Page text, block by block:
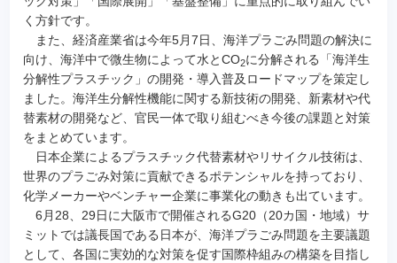
く方針です。
また、経済産業省は今年5月7日、海洋プラごみ問題の解決に
向け、海洋中で微生物によって水とCO2に分解される「海洋生
分解性プラスチック」の開発・導入普及ロードマップを策定し
ました。海洋生分解性機能に関する新技術の開発、新素材や代
替素材の開発など、官民一体で取り組むべき今後の課題と対策
をまとめています。
日本企業によるプラスチック代替素材やリサイクル技術は、
世界のプラごみ対策に貢献できるポテンシャルを持っており、
化学メーカーやベンチャー企業に事業化の動きも出ています。
6月28、29日に大阪市で開催されるG20（20カ国・地域）サ
ミットでは議長国である日本が、海洋プラごみ問題を主要議題
として、各国に実効的な対策を促す国際枠組みの構築を目指し